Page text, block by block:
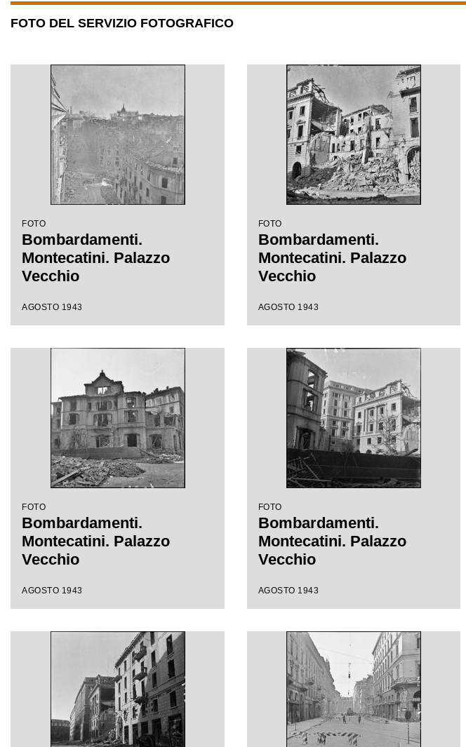
FOTO DEL SERVIZIO FOTOGRAFICO
FOTO
Bombardamenti.
Montecatini. Palazzo
Vecchio
AGOSTO 1943
FOTO
Bombardamenti.
Montecatini. Palazzo
Vecchio
AGOSTO 1943
FOTO
Bombardamenti.
Montecatini. Palazzo
Vecchio
AGOSTO 1943
FOTO
Bombardamenti.
Montecatini. Palazzo
Vecchio
AGOSTO 1943